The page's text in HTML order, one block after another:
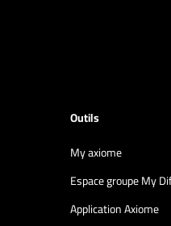
Outils
My axiome
Espace groupe My
Application Axiome